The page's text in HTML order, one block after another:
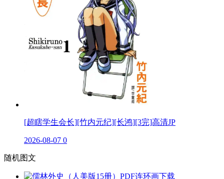
[超瞎学生会长][竹内元纪][长鸿][3完]高清JP
2026-08-07 0
随机图文